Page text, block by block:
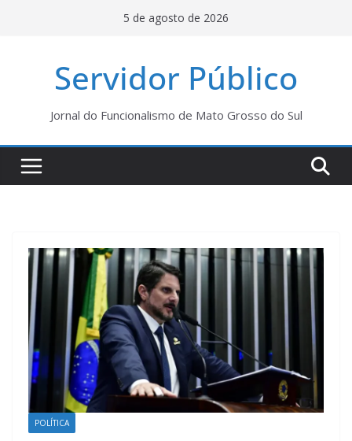
5 de agosto de 2026
Servidor Público
Jornal do Funcionalismo de Mato Grosso do Sul
POLÍTICA